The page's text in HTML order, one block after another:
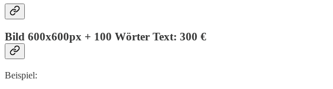
Bild 600x600px + 100 Wörter Text: 300 €
Beispiel: